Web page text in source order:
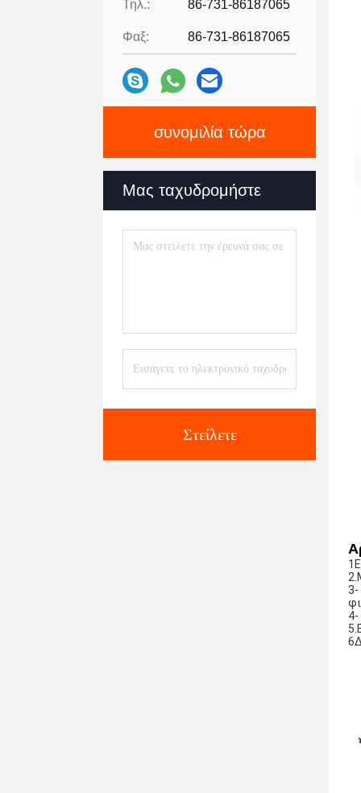
Τηλ.: 86-731-86187065
Φαξ: 86-731-86187065
συνομιλία τώρα
Μας ταχυδρομήστε
Στείλετε
3-
4-